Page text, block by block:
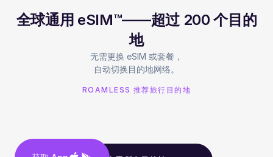
全球通用 eSIM™——超过 200 个目的
地
无需更换 eSIM 或套餐，
自动切换目的地网络。
ROAMLESS 推荐旅行目的地